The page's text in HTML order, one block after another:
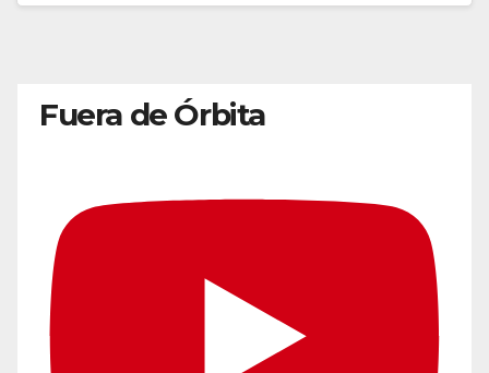
Fuera de Órbita